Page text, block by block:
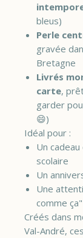
bleus)
Perle
gravée
Bretagne
Livrés
carte,
garder
😄)
Idéal pour :
Un cadeau
scolaire
Un
Une
comme ça"
Créés dans
Val-André,